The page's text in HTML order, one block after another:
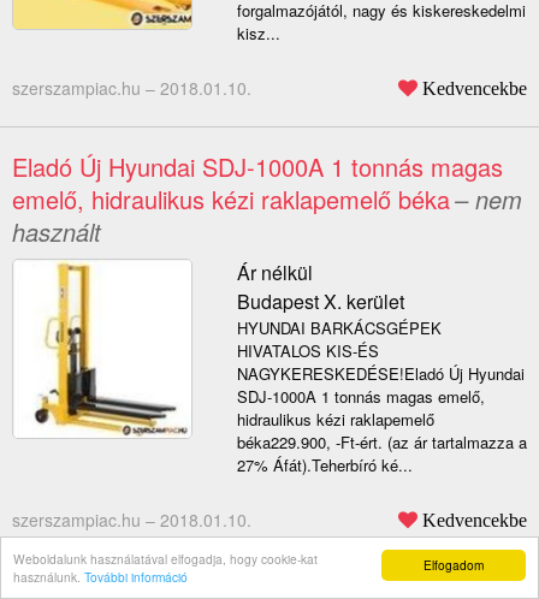
Elfogadom
Weboldalunk használatával elfogadja, hogy cookie-kat
használunk. További információ
forgalmazójától, nagy és kiskereskedelmi
kisz...
szerszampiac.hu – 2018.01.10. Kedvencekbe
Eladó Új Hyundai SDJ-1000A 1 tonnás magas
emelő, hidraulikus kézi raklapemelő béka– nem
használt
Ár nélkül
Budapest X. kerület
HYUNDAI BARKÁCSGÉPEK
HIVATALOS KIS-ÉS
NAGYKERESKEDÉSE!Eladó Új Hyundai
SDJ-1000A 1 tonnás magas emelő,
hidraulikus kézi raklapemelő
béka229.900, -Ft-ért. (az ár tartalmazza a
27% Áfát).Teherbíró ké...
szerszampiac.hu – 2018.01.10. Kedvencekbe